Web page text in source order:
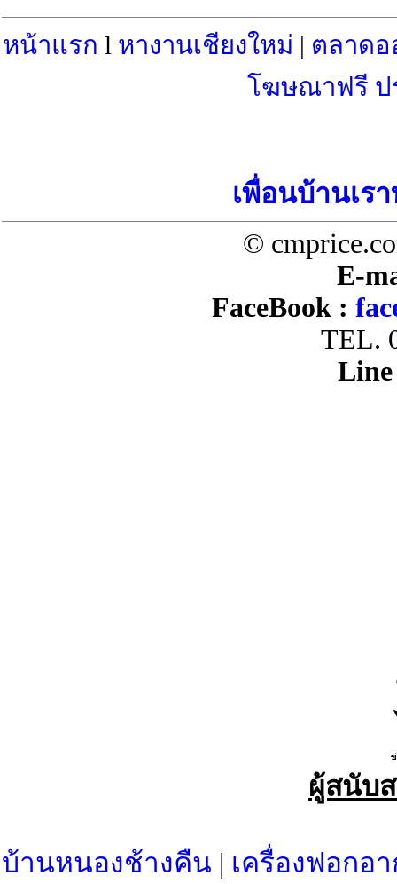
หน้าแรก l หางานเชียงใหม่ | ตลาด
โฆษณาฟรี ป
เพื่อนบ้านเร
©
E-
FaceBook :
TEL.
ผู้สนับ
บ้านหนองช้างคืน | เครื่องฟอกอ